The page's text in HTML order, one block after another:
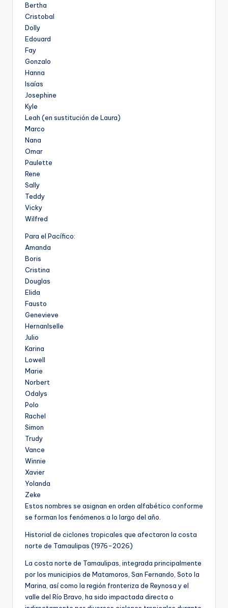
Bertha
Cristobal
Dolly
Edouard
Fay
Gonzalo
Hanna
Isaías
Josephine
Kyle
Leah (en sustitución de Laura)
Marco
Nana
Omar
Paulette
Rene
Sally
Teddy
Vicky
Wilfred
Para el Pacífico:
Amanda
Boris
Cristina
Douglas
Elida
Fausto
Genevieve
HernanIselle
Julio
Karina
Lowell
Marie
Norbert
Odalys
Polo
Rachel
Simon
Trudy
Vance
Winnie
Xavier
Yolanda
Zeke
Estos nombres se asignan en orden alfabético conforme
se forman los fenómenos a lo largo del año.
Historial de ciclones tropicales que afectaron la costa
norte de Tamaulipas (1976-2026)
La costa norte de Tamaulipas, integrada principalmente
por los municipios de Matamoros, San Fernando, Soto la
Marina, así como la región fronteriza de Reynosa y el
valle del Río Bravo, ha sido impactada directa o